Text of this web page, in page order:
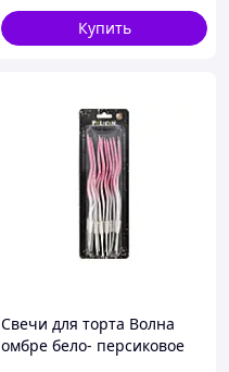
Купить
Свечи для торта Волна
омбре бело- персиковое